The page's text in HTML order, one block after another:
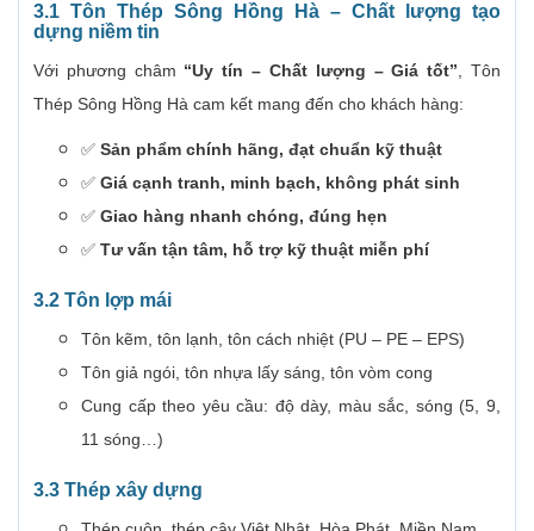
3.1 Tôn Thép Sông Hồng Hà – Chất lượng tạo
dựng niềm tin
Với phương châm “Uy tín – Chất lượng – Giá tốt”, Tôn
Thép Sông Hồng Hà cam kết mang đến cho khách hàng:
✅ Sản phẩm chính hãng, đạt chuẩn kỹ thuật
✅ Giá cạnh tranh, minh bạch, không phát sinh
✅ Giao hàng nhanh chóng, đúng hẹn
✅ Tư vấn tận tâm, hỗ trợ kỹ thuật miễn phí
3.2 Tôn lợp mái
Tôn kẽm, tôn lạnh, tôn cách nhiệt (PU – PE – EPS)
Tôn giả ngói, tôn nhựa lấy sáng, tôn vòm cong
Cung cấp theo yêu cầu: độ dày, màu sắc, sóng (5, 9,
11 sóng…)
3.3 Thép xây dựng